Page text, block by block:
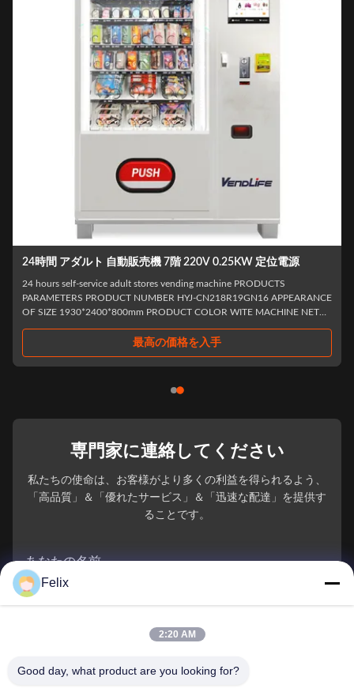
60Hz コンドーム配送機 330個ロッカー自動販売機
Locker vending machine for adults supply and condom: ADULT
MACHINELAUNCH CASE MARKETABLE GOODS VENDNG MACHINE
FOR ADULT PRODUCTS ACCOMMODATE MORE THAN AVARIETY OF
19INCHADULT PRODUCTS VENDINGMACHINE DOUBLECABINET
CUSTOMIZED CARGO CHANNEL, PROFESSIONAL ...
最高の価格を入手
専門家に連絡してください
私たちの使命は、お客様がより多くの利益を得られるよう、
「高品質」＆「優れたサービス」＆「迅速な配達」を提供す
ることです。
あなたの名前
電話番号
電子メール*
Felix
2:20 AM
Good day, what product are you looking for?